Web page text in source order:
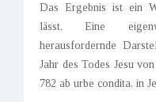
Das Ergebnis ist ein
lässt. Eine
herausfordernde
Jahr des Todes Jesu
782 ab urbe condita, in